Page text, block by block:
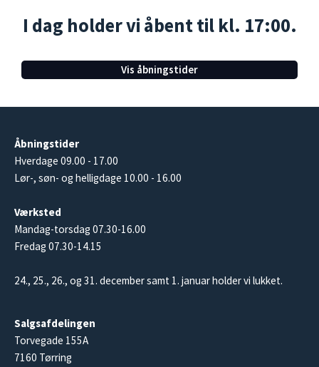
I dag holder vi åbent til kl. 17:00.
Vis åbningstider
Åbningstider
Hverdage 09.00 - 17.00
Lør-, søn- og helligdage 10.00 - 16.00
Værksted
Mandag-torsdag 07.30-16.00
Fredag 07.30-14.15
24., 25., 26., og 31. december samt 1. januar holder vi lukket.
Salgsafdelingen
Torvegade 155A
7160 Tørring